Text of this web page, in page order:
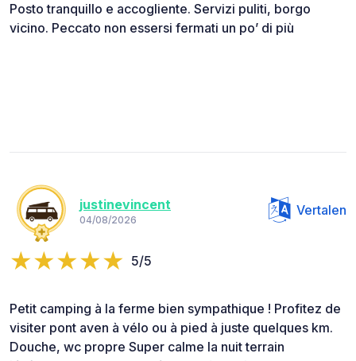
Posto tranquillo e accogliente. Servizi puliti, borgo
vicino. Peccato non essersi fermati un po’ di più
justinevincent
04/08/2026
Vertalen
5/5
Petit camping à la ferme bien sympathique ! Profitez de
visiter pont aven à vélo ou à pied à juste quelques km.
Douche, wc propre Super calme la nuit terrain